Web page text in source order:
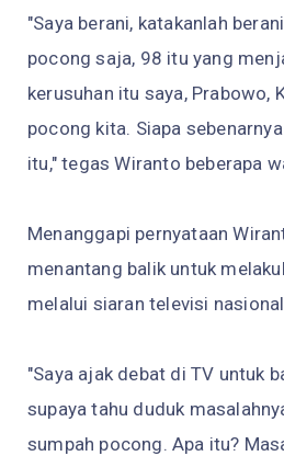
"Saya berani, katakanlah
pocong saja, 98 itu yang
kerusuhan itu saya, Prabowo,
pocong kita. Siapa
itu," tegas Wiranto beberapa
Menanggapi pernyataan
menantang balik untuk
melalui siaran televisi
"Saya ajak debat di TV untuk
supaya tahu duduk
sumpah pocong. Apa itu?